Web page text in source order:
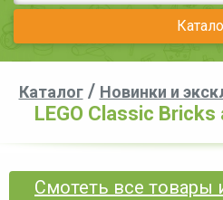
Каталог/ Новинки и
LEGO Classic
Смотеть все товары